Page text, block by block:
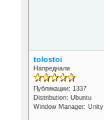
tolostoi
Напреднали
Публикации: 1337
Distribution: Ubuntu
Window Manager: Unity